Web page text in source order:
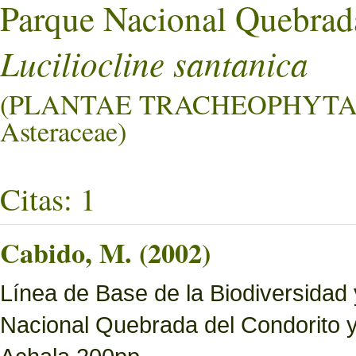
Parque Nacional
Luciliocline santanica
(PLANTAE
Asteraceae)
Citas: 1
Cabido, M. (2002)
Línea de Base de la
Nacional Quebrada del Condorito